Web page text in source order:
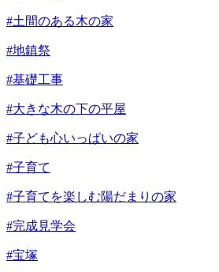
#土間のある木の家
#地鎮祭
#基礎工事
#大きな木の下の平屋
#子ども心いっぱいの家
#子育て
#子育てを楽しむ陽だまりの家
#完成見学会
#宝塚